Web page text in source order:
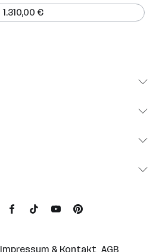
1.310,00 €
Impressum & Kontakt AGB